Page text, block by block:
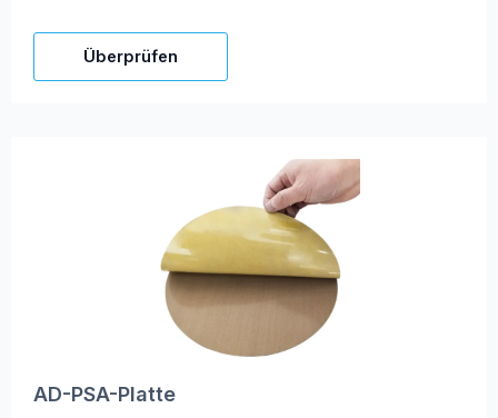
Überprüfen
AD-PSA-Platte